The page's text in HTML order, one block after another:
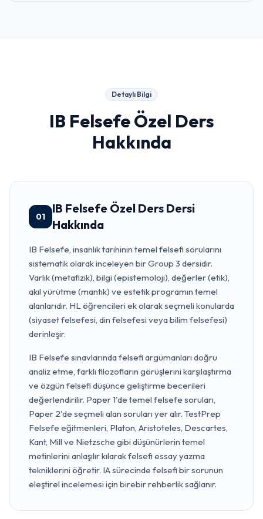
Detaylı Bilgi
IB Felsefe Özel Ders
Hakkında
01
IB Felsefe Özel Ders Dersi
Hakkında
IB Felsefe, insanlık tarihinin temel felsefi sorularını
sistematik olarak inceleyen bir Group 3 dersidir.
Varlık (metafizik), bilgi (epistemoloji), değerler (etik),
akıl yürütme (mantık) ve estetik programın temel
alanlarıdır. HL öğrencileri ek olarak seçmeli konularda
(siyaset felsefesi, din felsefesi veya bilim felsefesi)
derinleşir.
IB Felsefe sınavlarında felsefi argümanları doğru
analiz etme, farklı filozofların görüşlerini karşılaştırma
ve özgün felsefi düşünce geliştirme becerileri
değerlendirilir. Paper 1'de temel felsefe soruları,
Paper 2'de seçmeli alan soruları yer alır. TestPrep
Felsefe eğitmenleri, Platon, Aristoteles, Descartes,
Kant, Mill ve Nietzsche gibi düşünürlerin temel
metinlerini anlaşılır kılarak felsefi essay yazma
tekniklerini öğretir. IA sürecinde felsefi bir sorunun
eleştirel incelemesi için birebir rehberlik sağlanır.